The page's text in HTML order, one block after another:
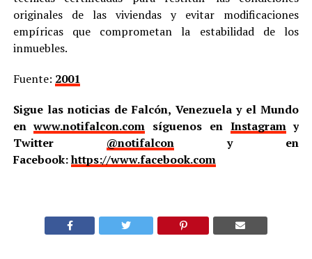
originales de las viviendas y evitar modificaciones
empíricas que comprometan la estabilidad de los
inmuebles.
Fuente: 2001
Sigue las noticias de Falcón, Venezuela y el Mundo
enwww.notifalcon.com síguenos en Instagramy
Twitter @notifalcony en
Facebook:https://www.facebook.com